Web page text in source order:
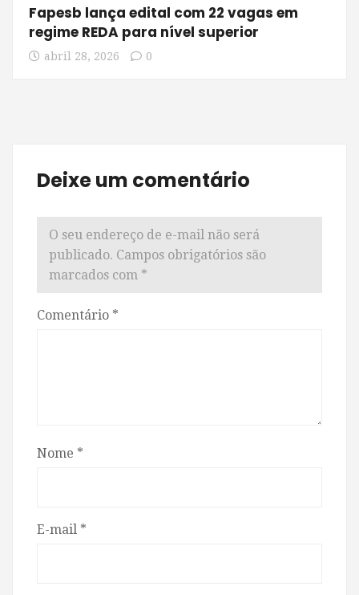
Fapesb lança edital com 22 vagas em
regime REDA para nível superior
abril 28, 2026 0
Deixe um comentário
O seu endereço de e-mail não será
publicado. Campos obrigatórios são
marcados com *
Comentário *
Nome *
E-mail *